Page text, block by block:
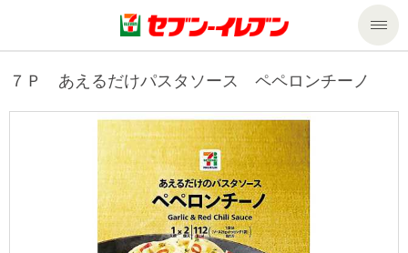
商品のご案内
商品のご案内トップ
セール・キャンペーン
サービストップ
７Ｐ あえるだけパスタソース ペペロンチーノ